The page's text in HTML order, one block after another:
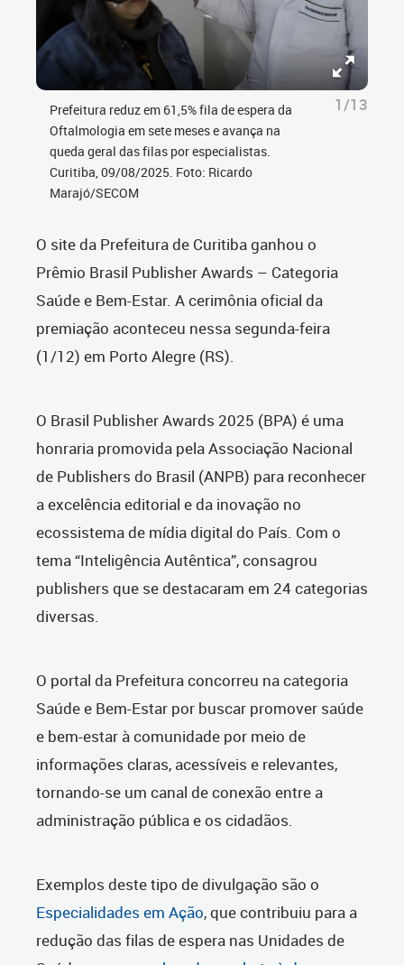
Prefeitura reduz em 61,5% fila de espera da
Oftalmologia em sete meses e avança na
queda geral das filas por especialistas.
Curitiba, 09/08/2025. Foto: Ricardo
Marajó/SECOM
1/13
O site da Prefeitura de Curitiba ganhou o
Prêmio Brasil Publisher Awards – Categoria
Saúde e Bem-Estar. A cerimônia oficial da
premiação aconteceu nessa segunda-feira
(1/12) em Porto Alegre (RS).
O Brasil Publisher Awards 2025 (BPA) é uma
honraria promovida pela Associação Nacional
de Publishers do Brasil (ANPB) para reconhecer
a excelência editorial e da inovação no
ecossistema de mídia digital do País. Com o
tema “Inteligência Autêntica”, consagrou
publishers que se destacaram em 24 categorias
diversas.
O portal da Prefeitura concorreu na categoria
Saúde e Bem-Estar por buscar promover saúde
e bem-estar à comunidade por meio de
informações claras, acessíveis e relevantes,
tornando-se um canal de conexão entre a
administração pública e os cidadãos.
Exemplos deste tipo de divulgação são o
Especialidades em Ação, que contribuiu para a
redução das filas de espera nas Unidades de